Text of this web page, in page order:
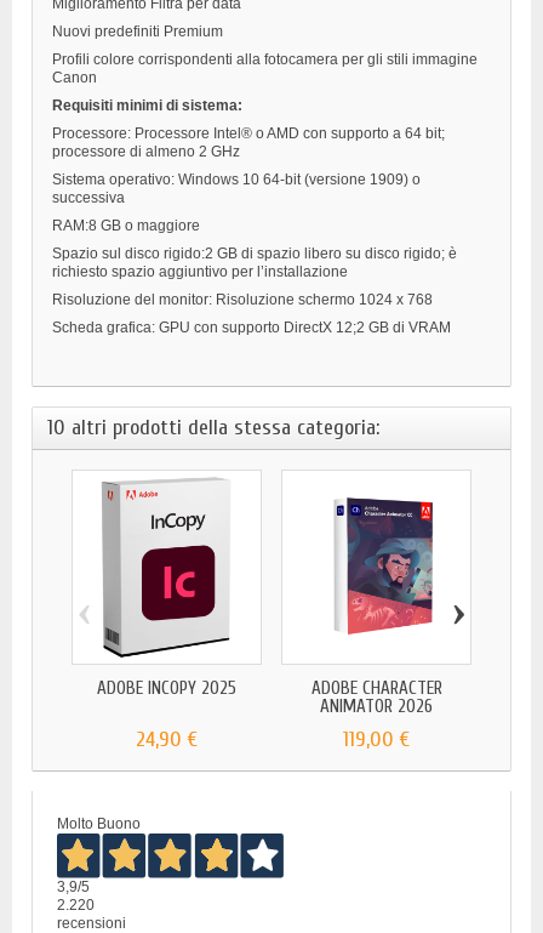
Miglioramento Filtra per data
Nuovi predefiniti Premium
Profili colore corrispondenti alla fotocamera per gli stili immagine
Canon
Requisiti minimi di sistema:
Processore: Processore Intel® o AMD con supporto a 64 bit;
processore di almeno 2 GHz
Sistema operativo: Windows 10 64-bit (versione 1909) o
successiva
RAM:8 GB o maggiore
Spazio sul disco rigido:2 GB di spazio libero su disco rigido; è
richiesto spazio aggiuntivo per l’installazione
Risoluzione del monitor: Risoluzione schermo 1024 x 768
Scheda grafica: GPU con supporto DirectX 12;2 GB di VRAM
10 altri prodotti della stessa categoria:
ADOBE INCOPY 2025
24,90 €
ADOBE CHARACTER
ANIMATOR 2026
119,00 €
‹ ›
Molto Buono
3,9/5
2.220
recensioni